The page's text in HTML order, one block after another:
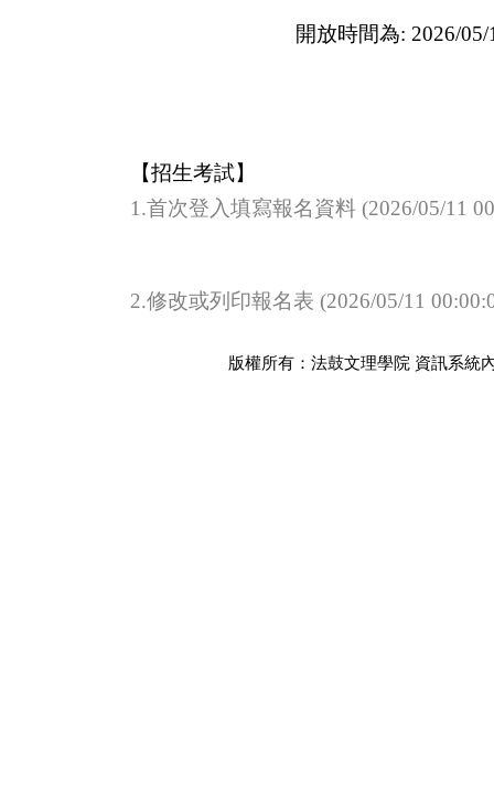
開放時間為: 2026/
【招生考試】
1.首次登入填寫報名資料 (2026/05/11
2.修改或列印報名表 (2026/05/11
版權所有： 法鼓文理學院 資訊系統